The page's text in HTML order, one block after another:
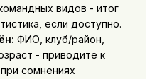
видов - итог
если доступно.
ФИО, клуб/район,
- приводите к
сомнениях